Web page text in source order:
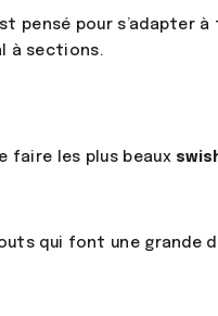
pensé pour s’adapter à
à sections.
faire les plus beaux
qui font une grande